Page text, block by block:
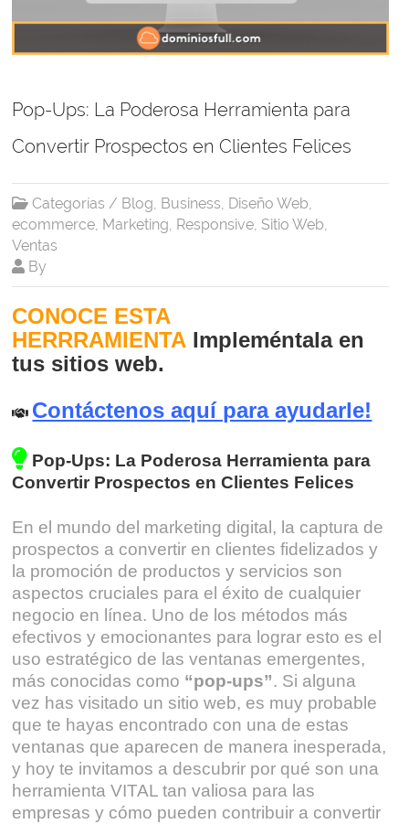
Pop-Ups: La Poderosa Herramienta para
Convertir Prospectos en Clientes Felices
Categorías / Blog, Business, Diseño Web,
ecommerce, Marketing, Responsive, Sitio Web,
Ventas
By
CONOCE ESTA
HERRRAMIENTA Impleméntalaen
tus sitios web.
Contáctenos aquí para ayudarle!
Pop-Ups: La Poderosa Herramienta para
Convertir Prospectos en Clientes Felices
En el mundo del marketing digital, la captura de
prospectos a convertir en clientes fidelizados y
la promoción de productos y servicios son
aspectos cruciales para el éxito de cualquier
negocio en línea. Uno de los métodos más
efectivos y emocionantes para lograr esto es el
uso estratégico de las ventanas emergentes,
más conocidas como “pop-ups”. Si alguna
vez has visitado un sitio web, es muy probable
que te hayas encontrado con una de estas
ventanas que aparecen de manera inesperada,
y hoy te invitamos a descubrir por qué son una
herramienta VITAL tan valiosa para las
empresas y cómo pueden contribuir a convertir